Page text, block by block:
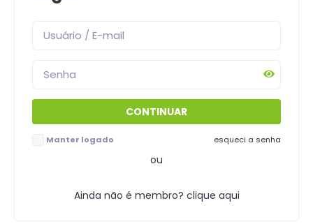
Manter logado esqueci a senha
ou
Ainda não é membro? clique aqui